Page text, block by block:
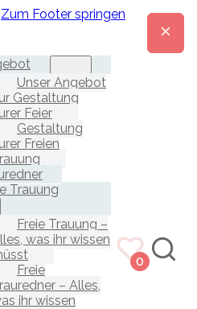
Zum Footer springen
Unser Angebot
Gestaltung
Feier
Gestaltung
Freien
Trauung
Freie Trauung –
was ihr wissen
Freie
– Alles,
ihr wissen
0